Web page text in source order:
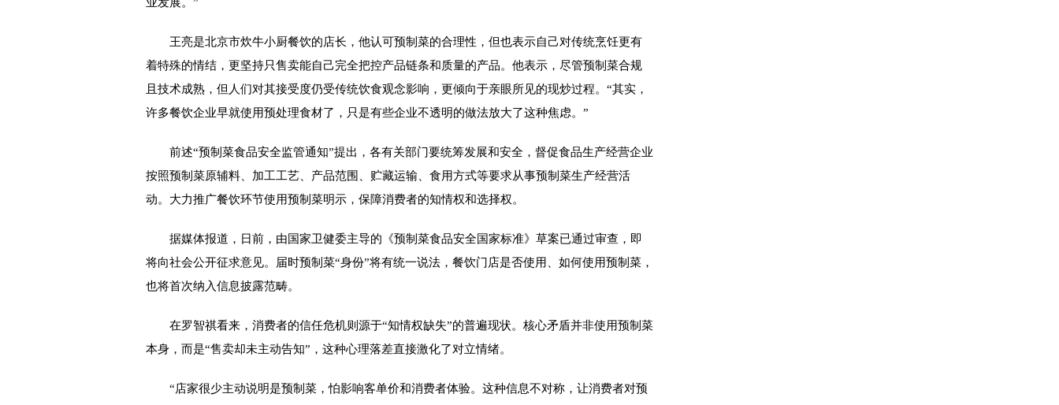
王亮是北京市炊牛小厨餐饮的店长，他认可预制菜的合理性，但也表示自己对传统烹饪更有
着特殊的情结，更坚持只售卖能自己完全把控产品链条和质量的产品。他表示，尽管预制菜合规
且技术成熟，但人们对其接受度仍受传统饮食观念影响，更倾向于亲眼所见的现炒过程。“其实，
许多餐饮企业早就使用预处理食材了，只是有些企业不透明的做法放大了这种焦虑。”
前述“预制菜食品安全监管通知”提出，各有关部门要统筹发展和安全，督促食品生产经营企业
按照预制菜原辅料、加工工艺、产品范围、贮藏运输、食用方式等要求从事预制菜生产经营活
动。大力推广餐饮环节使用预制菜明示，保障消费者的知情权和选择权。
据媒体报道，日前，由国家卫健委主导的《预制菜食品安全国家标准》草案已通过审查，即
将向社会公开征求意见。届时预制菜“身份”将有统一说法，餐饮门店是否使用、如何使用预制菜，
也将首次纳入信息披露范畴。
在罗智祺看来，消费者的信任危机则源于“知情权缺失”的普遍现状。核心矛盾并非使用预制菜
本身，而是“售卖却未主动告知”，这种心理落差直接激化了对立情绪。
“店家很少主动说明是预制菜，怕影响客单价和消费者体验。这种信息不对称，让消费者对预